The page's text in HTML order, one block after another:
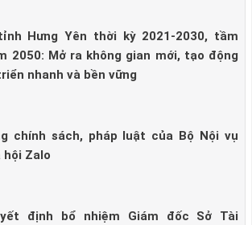
Hưng Yên thời kỳ 2021-2030, tầm
2050: Mở ra không gian mới, tạo động
nhanh và bền vững
chính sách, pháp luật của Bộ Nội vụ
hội Zalo
định bổ nhiệm Giám đốc Sở Tài